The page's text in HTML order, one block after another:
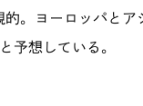
。ヨーロッパと
予想している。